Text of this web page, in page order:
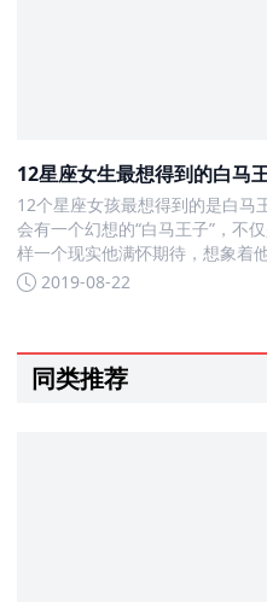
12星座女生最想得到的白马
12个星座女孩最想得到的是白马
会有一个幻想的“白马王子”，不
样一个现实他满怀期待，想象着
2019-08-22
同类推荐